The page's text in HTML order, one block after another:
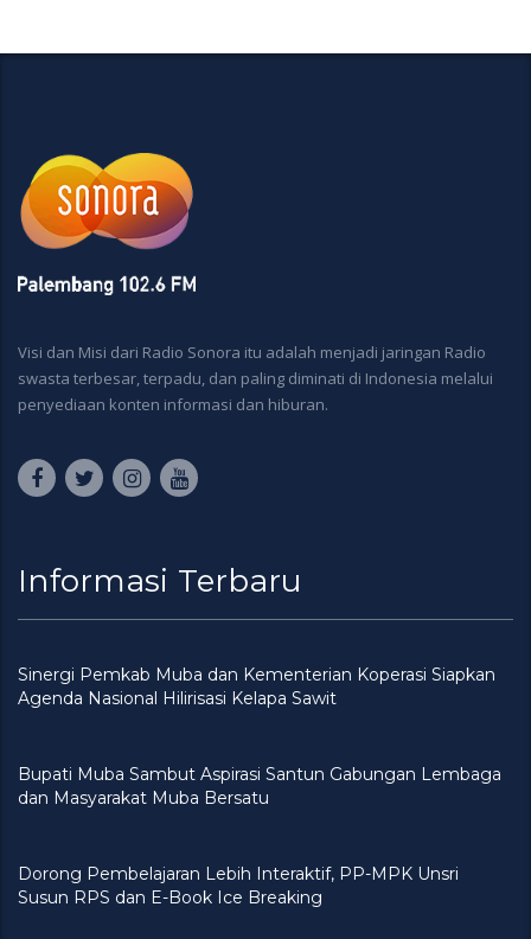
Visi dan Misi dari Radio Sonora itu adalah menjadi jaringan Radio
swasta terbesar, terpadu, dan paling diminati di Indonesia melalui
penyediaan konten informasi dan hiburan.
Informasi Terbaru
Sinergi Pemkab Muba dan Kementerian Koperasi Siapkan
Agenda Nasional Hilirisasi Kelapa Sawit
Bupati Muba Sambut Aspirasi Santun Gabungan Lembaga
dan Masyarakat Muba Bersatu
Dorong Pembelajaran Lebih Interaktif, PP-MPK Unsri
Susun RPS dan E-Book Ice Breaking